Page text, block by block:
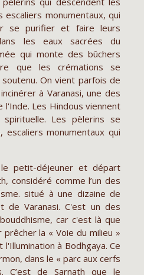
escaliers monumentaux, qui
se purifier et faire leurs
les eaux sacrées du
qui monte des bûchers
que les crémations se
On vient parfois de
à Varanasi, une des
l'Inde. Les Hindous viennent
spirituelle. Les pèlerins se
monumentaux qui
petit-déjeuner et départ
considéré comme l’un des
situé à une dizaine de
de Varanasi. C'est un des
car c'est là que
la « Voie du milieu »
à Bodhgaya. Ce
dans le « parc aux cerfs
C’est de Sarnath que le